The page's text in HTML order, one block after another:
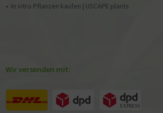
In vitro Pflanzen kaufen | USCAPE plants
Wir versenden mit: